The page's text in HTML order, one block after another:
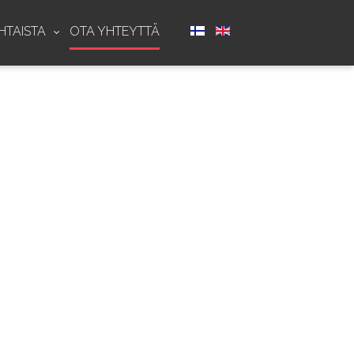
OTA YHTEYTTÄ